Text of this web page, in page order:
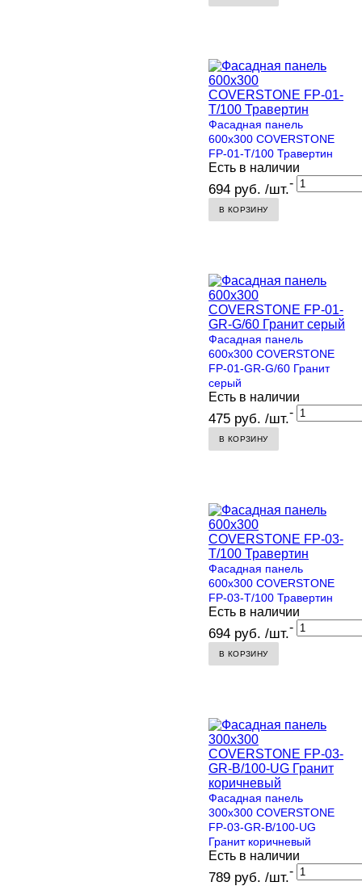
Фасадная панель
600х300 COVERSTONE
FP-01-T/100 Травертин
Есть в наличии
694 руб. /шт.-
В КОРЗИНУ
Фасадная панель
600х300 COVERSTONE
FP-01-GR-G/60 Гранит
серый
Есть в наличии
475 руб. /шт.-
В КОРЗИНУ
Фасадная панель
600х300 COVERSTONE
FP-03-T/100 Травертин
Есть в наличии
694 руб. /шт.-
В КОРЗИНУ
Фасадная панель
300х300 COVERSTONE
FP-03-GR-B/100-UG
Гранит коричневый
Есть в наличии
789 руб. /шт.-